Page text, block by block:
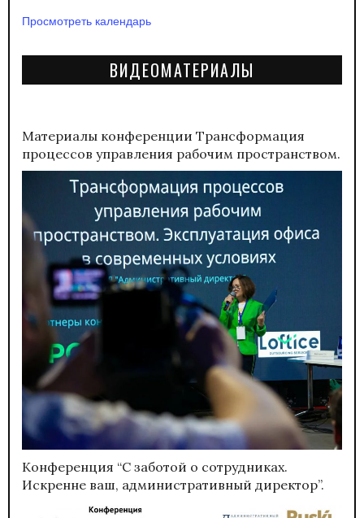
Просмотреть календарь
ВИДЕОМАТЕРИАЛЫ
Материалы конференции Трансформация
процессов управления рабочим пространством.
Конференция “С заботой о сотрудниках.
Искренне ваш, административный директор”.